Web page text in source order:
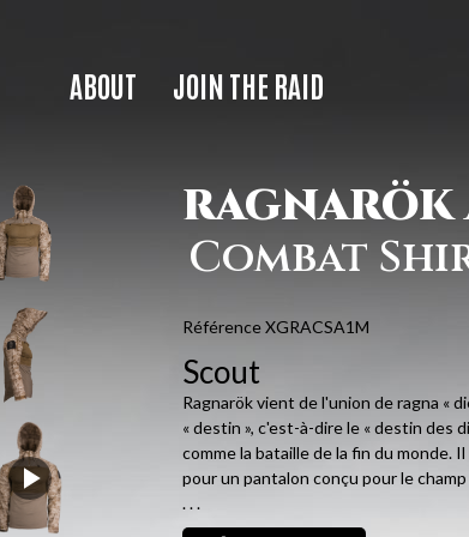
ABOUT JOIN THE RAID
RAGNARÖK
Combat
RéférenceXGRACSA1M
Scout
Ragnarök vient de l'union de ragna «
« destin », c'est-à-dire le « destin des
comme la bataille de la fin du monde.
pour un pantalon conçu pour le
. . .